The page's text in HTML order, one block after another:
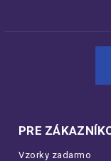
PRE
Vzorky zadarmo